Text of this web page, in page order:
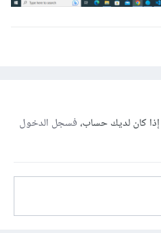
كان لديك حساب،فسجل الدخول